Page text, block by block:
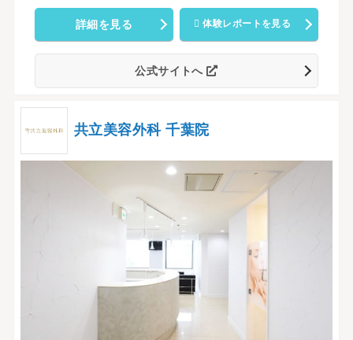
詳細を見る 体験レポートを見る
公式サイトへ
共立美容外科 千葉院